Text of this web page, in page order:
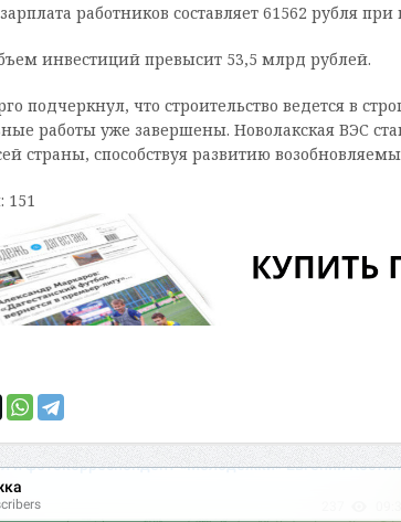
работников составляет 61562 рубля
инвестиций превысит 53,5 млрд рублей.
подчеркнул, что строительство ведется в
работы уже завершены. Новолакская ВЭС
страны, способствуя развитию
151